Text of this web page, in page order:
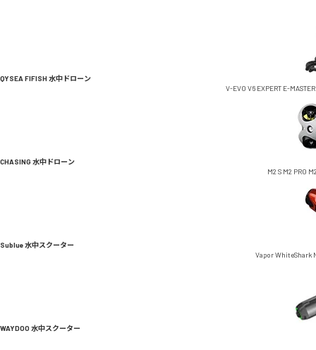
QYSEA FIFISH 水中ドローン
V-EVO V6 EXPERT E-MASTER
CHASING 水中ドローン
M2 S M2 PRO
Sublue 水中スクーター
Vapor WhiteShark
WAYDOO 水中スクーター